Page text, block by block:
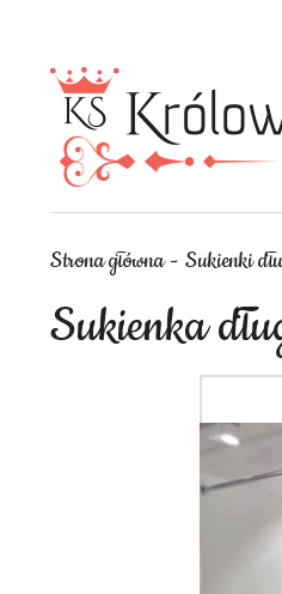
Strona główna Sukienki
Sukienka